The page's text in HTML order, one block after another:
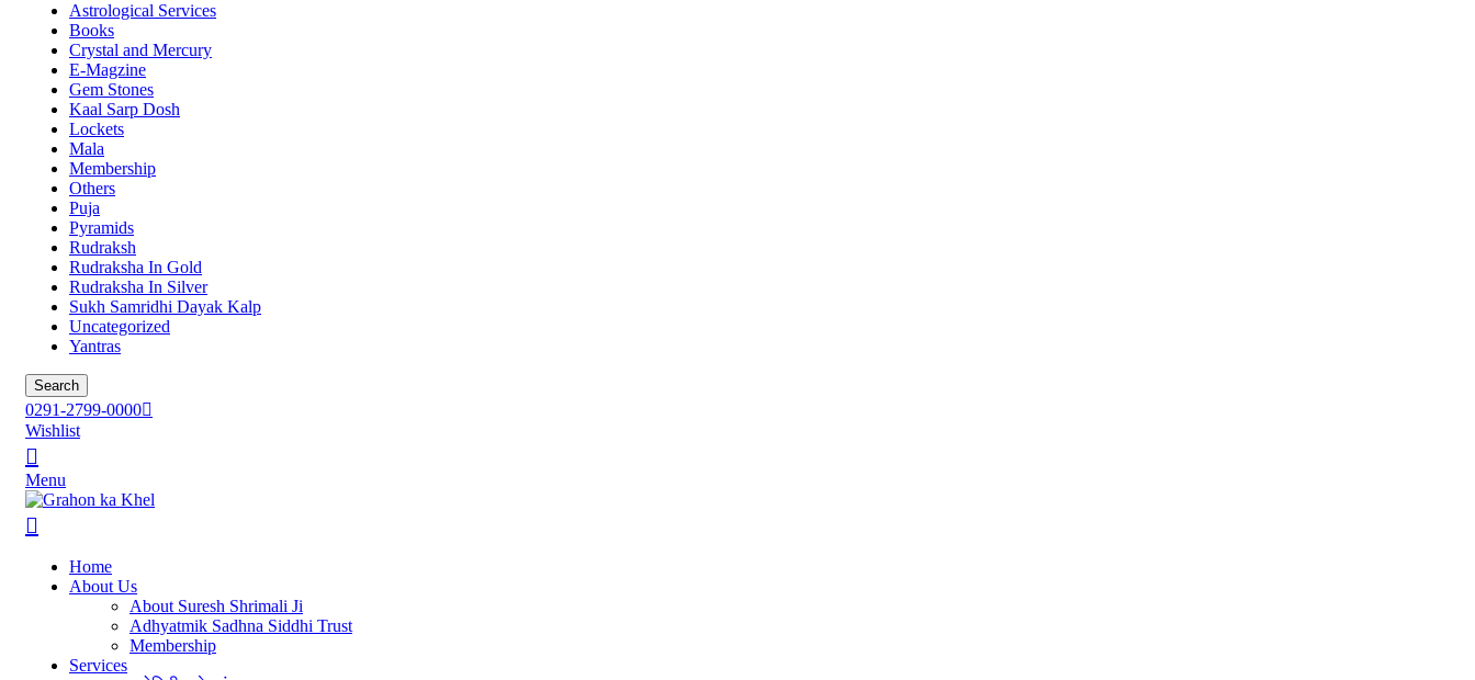
Astrological Services
Books
Crystal and Mercury
E-Magzine
Gem Stones
Kaal Sarp Dosh
Lockets
Mala
Membership
Others
Puja
Pyramids
Rudraksh
Rudraksha In Gold
Rudraksha In Silver
Sukh Samridhi Dayak Kalp
Uncategorized
Yantras
Search
0291-2799-0000
Wishlist
Menu
Home
About Us
About Suresh Shrimali Ji
Adhyatmik Sadhna Siddhi Trust
Membership
Services